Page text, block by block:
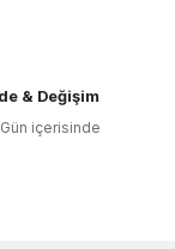
& Değişim
Gün içerisinde